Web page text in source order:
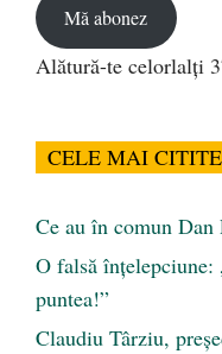
Mă abonez
Alătură-te celorlalți
CELE MAI CITITE
Ce au în comun
O falsă
puntea!”
Claudiu Târziu,